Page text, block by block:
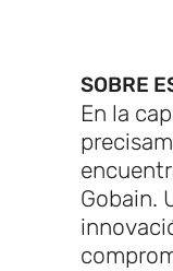
SOBRE
En la
Gobain.